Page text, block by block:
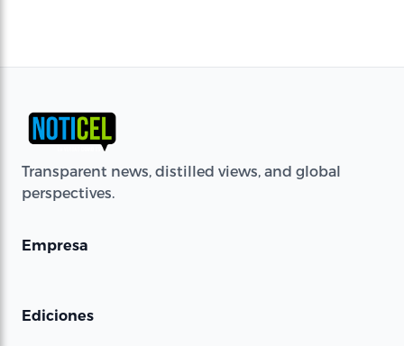
Transparent news, distilled views, and global
perspectives.
Empresa
Ediciones